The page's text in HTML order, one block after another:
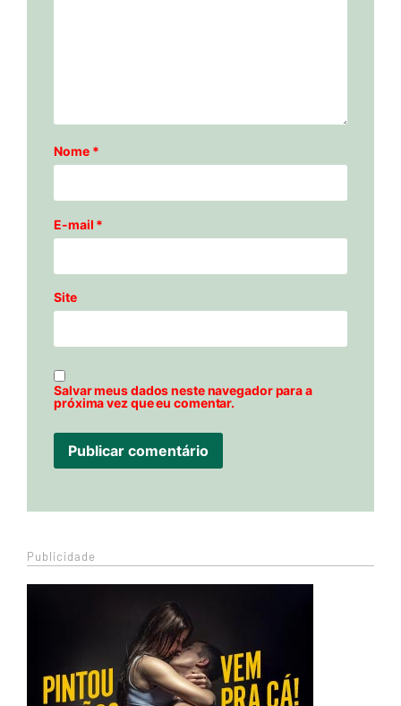
Nome *
E-mail *
Site
Salvar meus dados neste navegador para a
próxima vez que eu comentar.
Publicidade